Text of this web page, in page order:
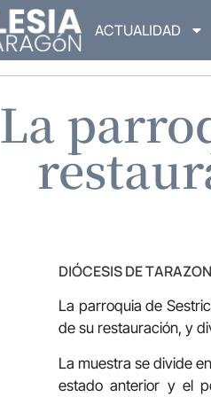
ACTUALIDAD
La
DIÓCESIS DE
La parroquia de
de su restauración, y
La muestra se divide
estado anterior y el